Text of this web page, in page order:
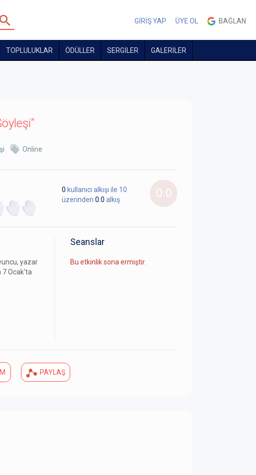
GİRİŞ YAP ÜYE OL BAĞLAN
TOPLULUKLAR ÖDÜLLER SERGİLER GALERİLER
Online
0.0
0 kullanıcı alkışı ile 10
üzerinden 0.0 alkış
yazar
7 Ocak'ta
Seanslar
Bu etkinlik sona ermiştir.
PAYLAŞ